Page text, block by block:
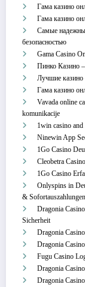
Гама казино
Гама казино
Самые
безопасностью
Gama Casino
Пинко Казино
Лучшие казино
Гама казино
Vavada online
komunikacije
1win casino
Ninewin App
1Go Casino
Cleobetra
1Go Casino
Onlyspins in
& Sofortauszahlungen
Dragonia
Sicherheit
Dragonia
Dragonia
Fugu Casino
Dragonia
Dragonia